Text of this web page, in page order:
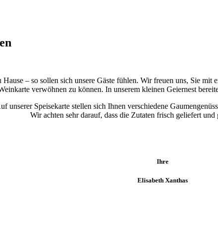
Hause – so sollen sich unsere Gäste fühlen. Wir freuen uns, Sie mit
verwöhnen zu können. In unserem kleinen Geiernest
unserer Speisekarte stellen sich Ihnen verschiedene
Wir achten sehr darauf, dass die Zutaten frisch geliefert
Ihre
Elisabeth Xanthas